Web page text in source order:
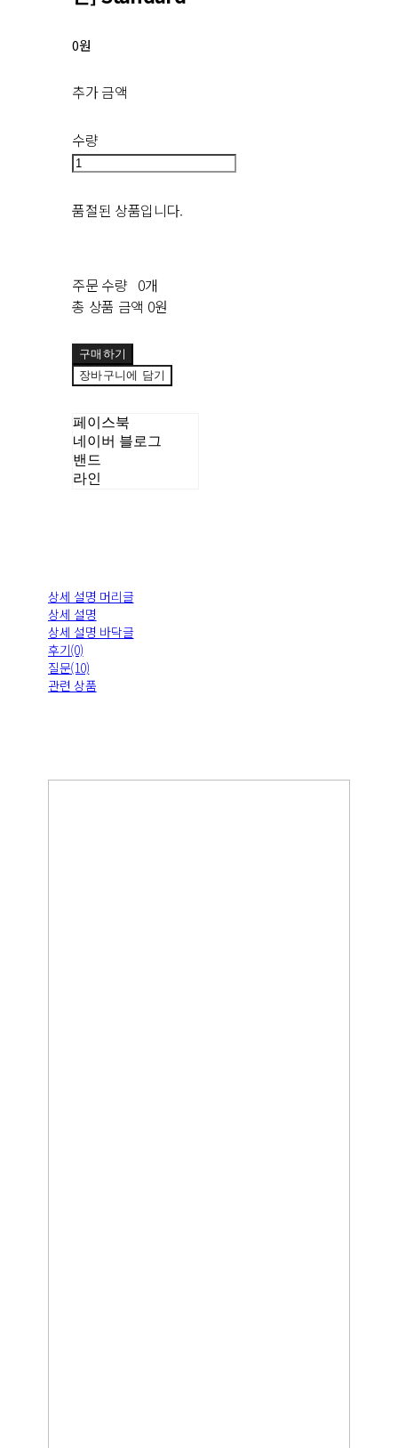
0원
추가 금액
수량
품절된 상품입니다.
주문 수량 0개
총 상품 금액 0원
구매하기
장바구니에 담기
페이스북
네이버 블로그
밴드
라인
상세 설명 머리글
상세 설명
상세 설명 바닥글
후기(0)
질문(10)
관련 상품